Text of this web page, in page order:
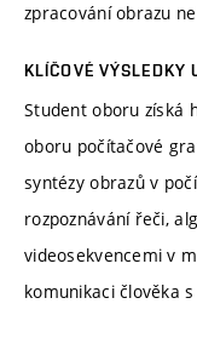
zpracování obrazu
KLÍČOVÉ VÝSLEDKY
Student oboru získá
oboru počítačové
syntézy obrazů v
rozpoznávání řeči,
videosekvencemi v
komunikaci člověka